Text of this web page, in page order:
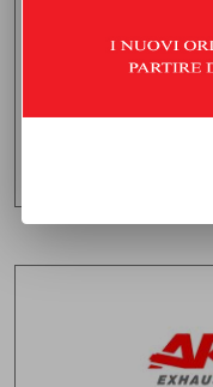
€
1.600,00
Consegna stimata:giovedì